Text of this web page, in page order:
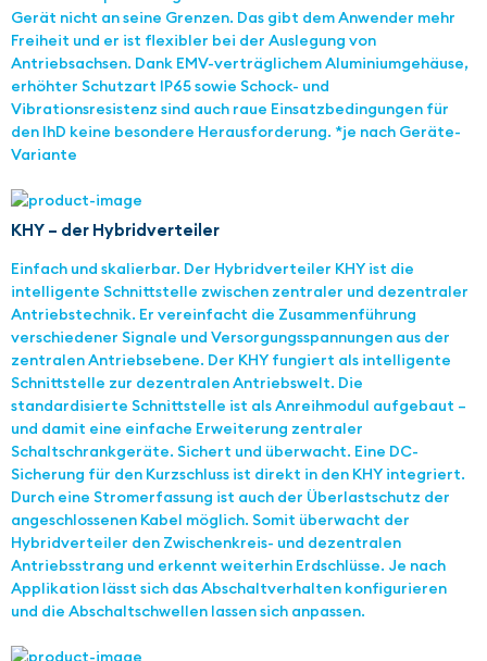
Gerät nicht an seine Grenzen. Das gibt dem Anwender mehr
Freiheit und er ist flexibler bei der Auslegung von
Antriebsachsen. Dank EMV-verträglichem Aluminiumgehäuse,
erhöhter Schutzart IP65 sowie Schock- und
Vibrationsresistenz sind auch raue Einsatzbedingungen für
den IhD keine besondere Herausforderung. *je nach Geräte-
Variante
KHY – der Hybridverteiler
Einfach und skalierbar. Der Hybridverteiler KHY ist die
intelligente Schnittstelle zwischen zentraler und dezentraler
Antriebstechnik. Er vereinfacht die Zusammenführung
verschiedener Signale und Versorgungsspannungen aus der
zentralen Antriebsebene. Der KHY fungiert als intelligente
Schnittstelle zur dezentralen Antriebswelt. Die
standardisierte Schnittstelle ist als Anreihmodul aufgebaut –
und damit eine einfache Erweiterung zentraler
Schaltschrankgeräte. Sichert und überwacht. Eine DC-
Sicherung für den Kurzschluss ist direkt in den KHY integriert.
Durch eine Stromerfassung ist auch der Überlastschutz der
angeschlossenen Kabel möglich. Somit überwacht der
Hybridverteiler den Zwischenkreis- und dezentralen
Antriebsstrang und erkennt weiterhin Erdschlüsse. Je nach
Applikation lässt sich das Abschaltverhalten konfigurieren
und die Abschaltschwellen lassen sich anpassen.